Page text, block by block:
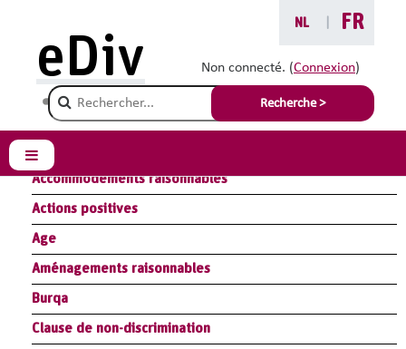
NL
FR
Non connecté. (Connexion)
Champ de recherche
Recherche >
eDiv
Panneau latéral
Glossaire
Résumé Module Loi : législation antidiscrimination
Résumé Module Handicap : aménagements raisonnables
Accommodements raisonnables
Actions positives
Age
Aménagements raisonnables
Burqa
Clause de non-discrimination